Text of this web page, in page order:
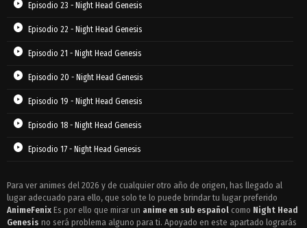
Episodio 23 - Night Head Genesis
Episodio 22 - Night Head Genesis
Episodio 21 - Night Head Genesis
Episodio 20 - Night Head Genesis
Episodio 19 - Night Head Genesis
Episodio 18 - Night Head Genesis
Episodio 17 - Night Head Genesis
Episodio 15 - Night Head Genesis
Episodio 14 - Night Head Genesis
Para ver animes del 2026 y de cualquier otro año de origen, has llegado al
lugar adecuado para ello, que solo te lo puede brindar tu lugar preferido
AnimeFenix Es por ello que mirar un anime en sub español como Night Head
Genesis no será problema alguno para ti. Apoyado en este apartado lograrás